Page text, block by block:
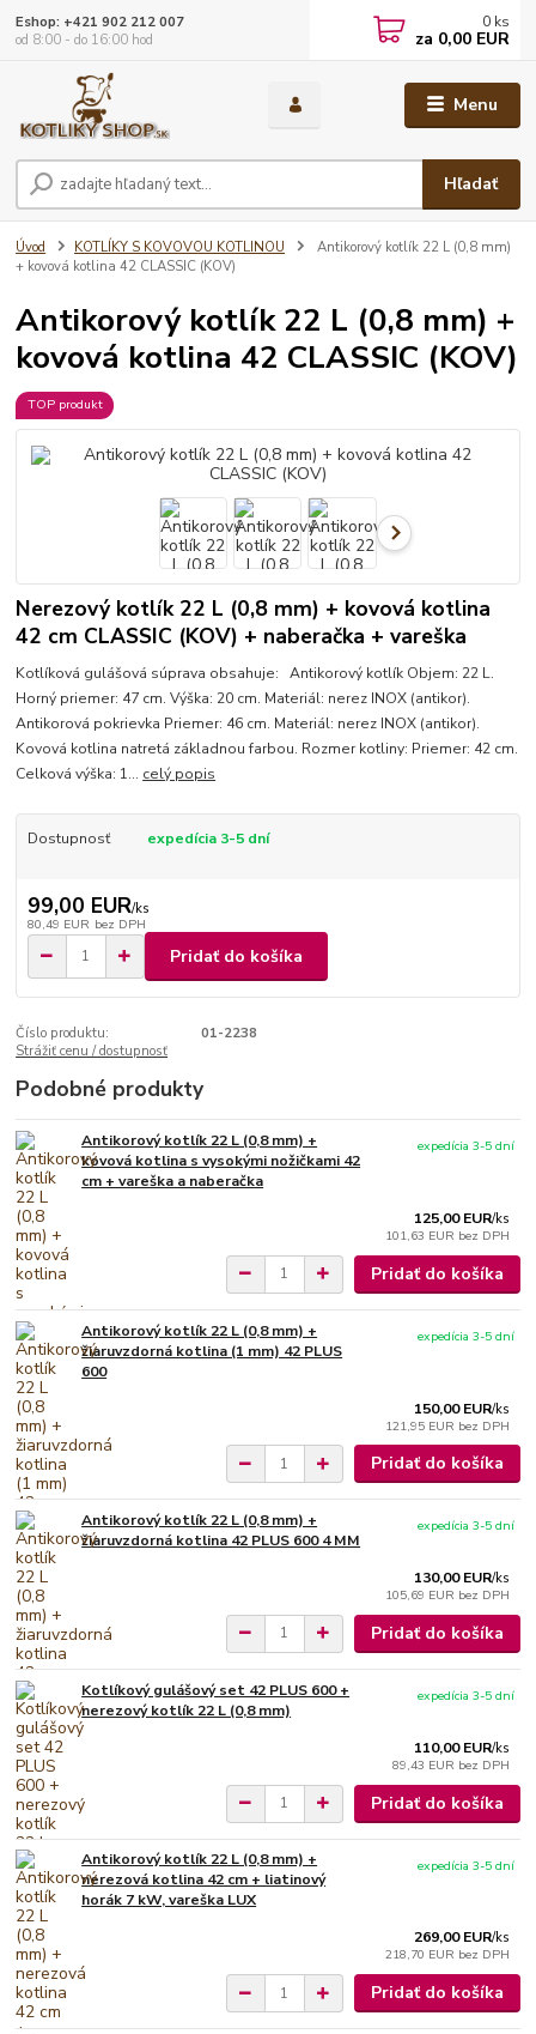
Menu
Hľadať
Eshop: +421 902 212 007
od 8:00 - do 16:00 hod
0 ks
za 0,00 EUR
Úvod KOTLÍKY S KOVOVOU KOTLINOU
Antikorový kotlík 22 L (0,8 mm)
+ kovová kotlina 42 CLASSIC (KOV)
Antikorový kotlík 22 L (0,8 mm) +
kovová kotlina 42 CLASSIC (KOV)
TOP produkt
Nerezový kotlík 22 L (0,8 mm) + kovová kotlina
42 cm CLASSIC (KOV) + naberačka + vareška
Kotlíková gulášová súprava obsahuje: Antikorový kotlík Objem: 22 L.
Horný priemer: 47 cm. Výška: 20 cm. Materiál: nerez INOX (antikor).
Antikorová pokrievka Priemer: 46 cm. Materiál: nerez INOX (antikor).
Kovová kotlina natretá základnou farbou. Rozmer kotliny: Priemer: 42 cm.
Celková výška: 1... celý popis
Dostupnosť expedícia 3-5 dní
99,00 EUR/ks
80,49 EUR bez DPH
Pridať do košíka
Číslo produktu:
01-2238
Strážiť cenu / dostupnosť
Podobné produkty
Antikorový kotlík 22 L (0,8 mm) +
kovová kotlina s vysokými nožičkami 42
cm + vareška a naberačka
125,00 EUR/ks
101,63 EUR bez DPH
expedícia 3-5 dní
Pridať do košíka
Antikorový kotlík 22 L (0,8 mm) +
žiaruvzdorná kotlina (1 mm) 42 PLUS
600
150,00 EUR/ks
121,95 EUR bez DPH
expedícia 3-5 dní
Pridať do košíka
Antikorový kotlík 22 L (0,8 mm) +
žiaruvzdorná kotlina 42 PLUS 600 4 MM
130,00 EUR/ks
105,69 EUR bez DPH
expedícia 3-5 dní
Pridať do košíka
Kotlíkový gulášový set 42 PLUS 600 +
nerezový kotlík 22 L (0,8 mm)
110,00 EUR/ks
89,43 EUR bez DPH
expedícia 3-5 dní
Pridať do košíka
Antikorový kotlík 22 L (0,8 mm) +
nerezová kotlina 42 cm + liatinový
horák 7 kW, vareška LUX
269,00 EUR/ks
218,70 EUR bez DPH
expedícia 3-5 dní
Pridať do košíka